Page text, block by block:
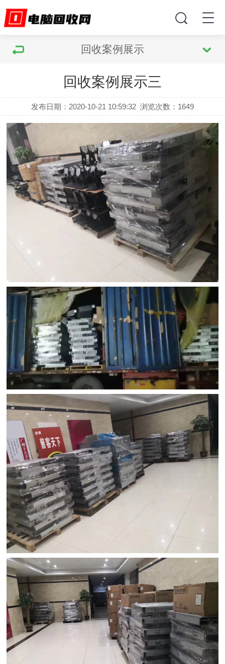
回收案例展示
回收案例展示三
发布日期：2020-10-21 10:59:32 浏览次数： 1649